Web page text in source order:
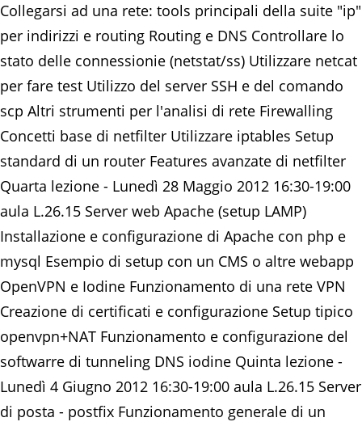
Collegarsi ad una rete: tools principali della suite "ip"
per indirizzi e routing Routing e DNS Controllare lo
stato delle connessionie (netstat/ss) Utilizzare netcat
per fare test Utilizzo del server SSH e del comando
scp Altri strumenti per l'analisi di rete Firewalling
Concetti base di netfilter Utilizzare iptables Setup
standard di un router Features avanzate di netfilter
Quarta lezione - Lunedì 28 Maggio 2012 16:30-19:00
aula L.26.15 Server web Apache (setup LAMP)
Installazione e configurazione di Apache con php e
mysql Esempio di setup con un CMS o altre webapp
OpenVPN e Iodine Funzionamento di una rete VPN
Creazione di certificati e configurazione Setup tipico
openvpn+NAT Funzionamento e configurazione del
softwarre di tunneling DNS iodine Quinta lezione -
Lunedì 4 Giugno 2012 16:30-19:00 aula L.26.15 Server
di posta - postfix Funzionamento generale di un